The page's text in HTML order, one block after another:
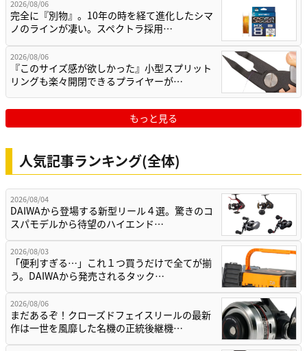
2026/08/06
完全に『別物』。10年の時を経て進化したシマ
ノのラインが凄い。スペクトラ採用…
2026/08/06
『このサイズ感が欲しかった』小型スプリット
リングも楽々開閉できるプライヤーが…
もっと見る
人気記事ランキング(全体)
2026/08/04
DAIWAから登場する新型リール４選。驚きのコ
スパモデルから待望のハイエンド…
2026/08/03
「便利すぎる…」これ１つ買うだけで全てが揃
う。DAIWAから発売されるタック…
2026/08/06
まだあるぞ！クローズドフェイスリールの最新
作は一世を風靡した名機の正統後継機…